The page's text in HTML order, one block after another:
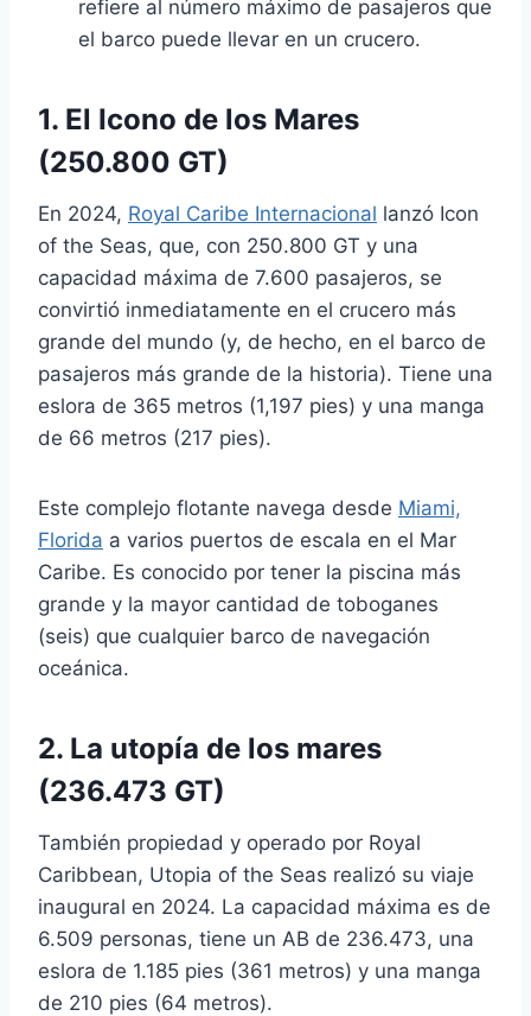
refiere al número máximo de pasajeros que
el barco puede llevar en un crucero.
1. El Icono de los Mares
(250.800 GT)
En 2024, Royal Caribe Internacional lanzó Icon
of the Seas, que, con 250.800 GT y una
capacidad máxima de 7.600 pasajeros, se
convirtió inmediatamente en el crucero más
grande del mundo (y, de hecho, en el barco de
pasajeros más grande de la historia). Tiene una
eslora de 365 metros (1,197 pies) y una manga
de 66 metros (217 pies).
Este complejo flotante navega desde Miami,
Florida a varios puertos de escala en el Mar
Caribe. Es conocido por tener la piscina más
grande y la mayor cantidad de toboganes
(seis) que cualquier barco de navegación
oceánica.
2. La utopía de los mares
(236.473 GT)
También propiedad y operado por Royal
Caribbean, Utopia of the Seas realizó su viaje
inaugural en 2024. La capacidad máxima es de
6.509 personas, tiene un AB de 236.473, una
eslora de 1.185 pies (361 metros) y una manga
de 210 pies (64 metros).